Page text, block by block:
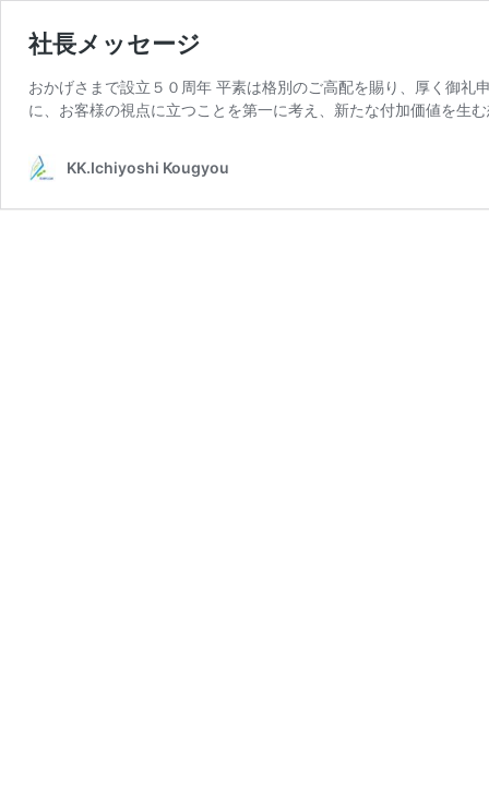
社長メッセージ
おかげさまで設立５０周年 平素は格別のご高配を賜り、厚く御
に、お客様の視点に立つことを第一に考え、新たな付加価値を生
KK.Ichiyoshi Kougyou